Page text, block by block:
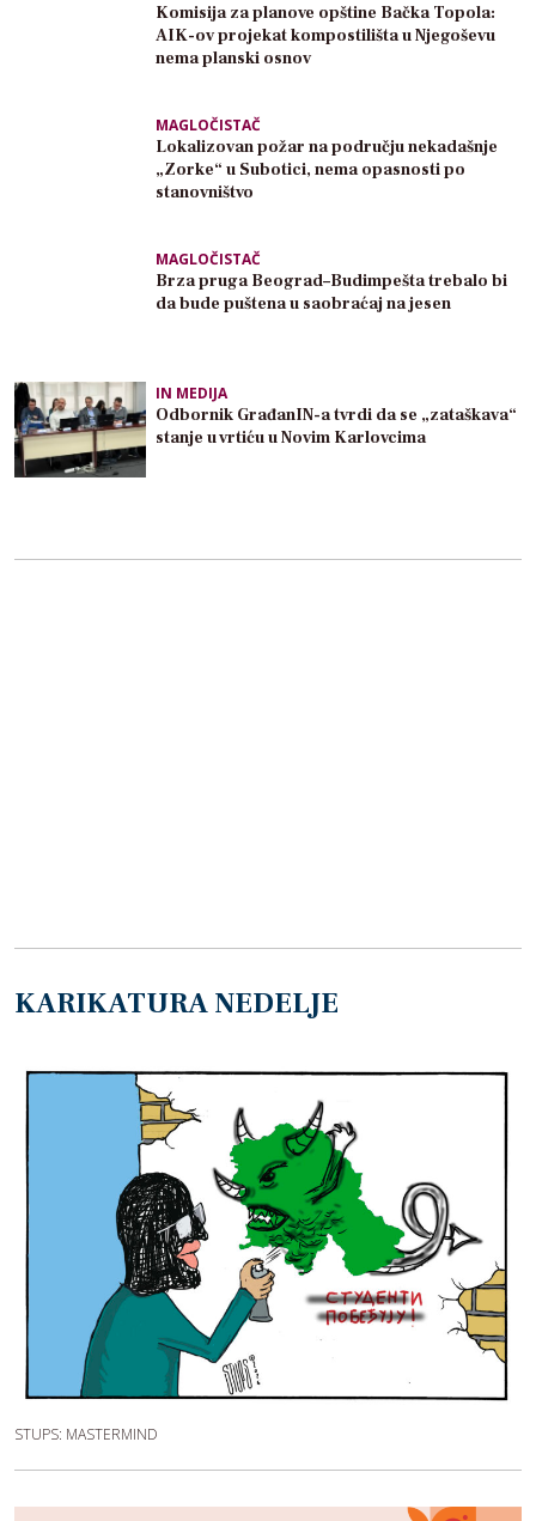
Komisija za planove opštine Bačka Topola:
AIK-ov projekat kompostilišta u Njegoševu
nema planski osnov
MAGLOČISTAČ
Lokalizovan požar na području nekadašnje
„Zorke“ u Subotici, nema opasnosti po
stanovništvo
MAGLOČISTAČ
Brza pruga Beograd–Budimpešta trebalo bi
da bude puštena u saobraćaj na jesen
IN MEDIJA
Odbornik GrađanIN-a tvrdi da se „zataškava“
stanje u vrtiću u Novim Karlovcima
KARIKATURA NEDELJE
STUPS: MASTERMIND